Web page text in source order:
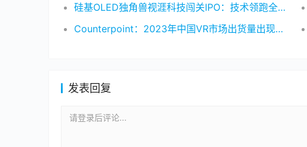
硅基OLED独角兽视涯科技闯关IPO：技术领跑全球，三年累亏近8亿
Counterpoint：2023年中国VR市场出货量出现五年来最大跌幅
发表回复
请登录后评论...